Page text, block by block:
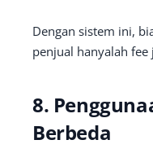
Dengan sistem ini,
penjual hanyalah fee
8.
Berbeda